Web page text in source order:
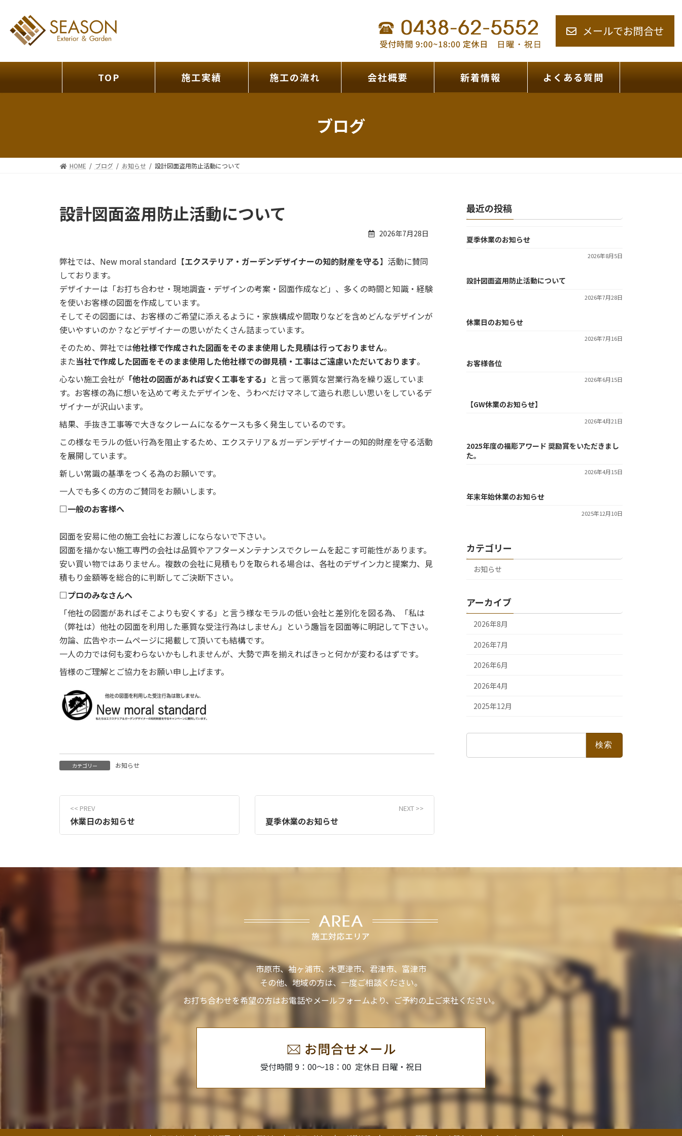
キ
に
メールでお問合せ
TOP 施工実績 施工の流れ 会社概要 新着情報 よくある質問
ブログ
HOME ブログ お知らせ 設計図面盗用防止活動について
設計図面盗用防止活動について
2026年7月28日
弊社では、New moral standard【エクステリア・ガーデンデザイナーの知的財産を守る】活動に賛同
しております。
デザイナーは「お打ち合わせ・現地調査・デザインの考案・図面作成など」、多くの時間と知識・経験
を使いお客様の図面を作成しています。
そしてその図面には、お客様のご希望に添えるように・家族構成や間取りなどを含めどんなデザインが
使いやすいのか？などデザイナーの思いがたくさん詰まっています。
そのため、弊社では他社様で作成された図面をそのまま使用した見積は行っておりません。
また当社で作成した図面をそのまま使用した他社様での御見積・工事はご遠慮いただいております。
心ない施工会社が 「他社の図面があれば安く工事をする」 と言って悪質な営業行為を繰り返していま
す。お客様の為に想いを込めて考えたデザインを、うわべだけマネして造られ悲しい思いをしているデ
ザイナーが沢山います。
結果、手抜き工事等で大きなクレームになるケースも多く発生しているのです。
この様なモラルの低い行為を阻止するため、エクステリア＆ガーデンデザイナーの知的財産を守る活動
を展開しています。
新しい常識の基準をつくる為のお願いです。
一人でも多くの方のご賛同をお願いします。
□一般のお客様へ
図面を安易に他の施工会社にお渡しにならないで下さい。
図面を描かない施工専門の会社は品質やアフターメンテナンスでクレームを起こす可能性があります。
安い買い物ではありません。複数の会社に見積もりを取られる場合は、各社のデザイン力と提案力、見
積もり金額等を総合的に判断してご決断下さい。
□プロのみなさんへ
「他社の図面があればそこよりも安くする」と言う様なモラルの低い会社と差別化を図る為、「私は
（弊社は）他社の図面を利用した悪質な受注行為はしません」という趣旨を図面等に明記して下さい。
勿論、広告やホームページに掲載して頂いても結構です。
一人の力では何も変わらないかもしれませんが、大勢で声を揃えればきっと何かが変わるはずです。
皆様のご理解とご協力をお願い申し上げます。
カテゴリー お知らせ
休業日のお知らせ 夏季休業のお知らせ
最近の投稿
夏季休業のお知らせ
2026年8月5日
設計図面盗用防止活動について
2026年7月28日
休業日のお知らせ
2026年7月16日
お客様各位
2026年6月15日
【GW休業のお知らせ】
2026年4月21日
2025年度の福彫アワード 奨励賞をいただきまし
た。
2026年4月15日
年末年始休業のお知らせ
2025年12月10日
カテゴリー
お知らせ
アーカイブ
2026年8月
2026年7月
2026年6月
2026年4月
2025年12月
検
市原市、袖ヶ浦市、木更津市、君津市、富津市
その他、地域の方は、一度ご相談ください。
お打ち合わせを希望の方はお電話やメールフォームより、ご予約の上ご来社ください。
受付時間 9：00～18：00 定休日 日曜・祝日